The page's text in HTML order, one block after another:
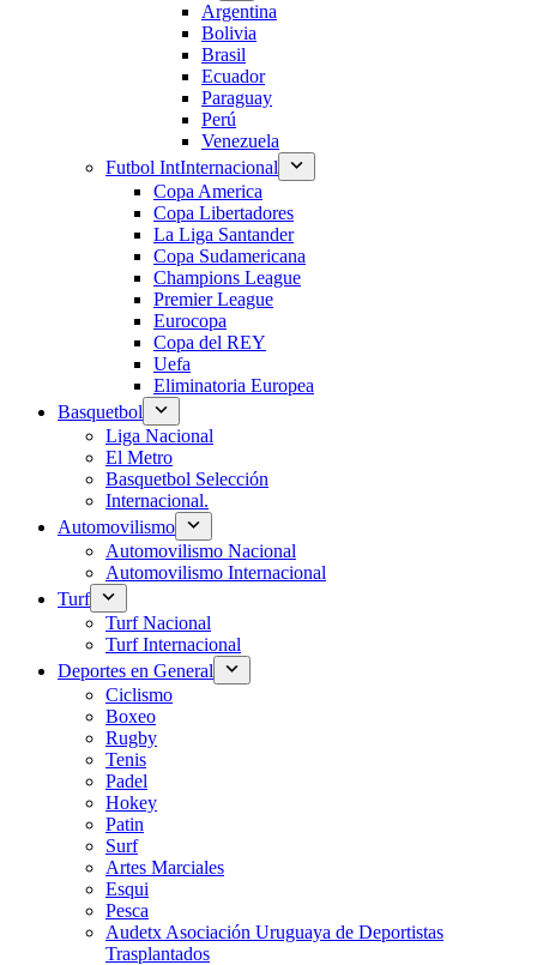
Argentina
Bolivia
Brasil
Ecuador
Paraguay
Perú
Venezuela
Futbol IntInternacional
Copa America
Copa Libertadores
La Liga Santander
Copa Sudamericana
Champions League
Premier League
Eurocopa
Copa del REY
Uefa
Eliminatoria Europea
Basquetbol
Liga Nacional
El Metro
Basquetbol Selección
Internacional.
Automovilismo
Automovilismo Nacional
Automovilismo Internacional
Turf
Turf Nacional
Turf Internacional
Deportes en General
Ciclismo
Boxeo
Rugby
Tenis
Padel
Hokey
Patin
Surf
Artes Marciales
Esqui
Pesca
Audetx Asociación Uruguaya de Deportistas
Trasplantados